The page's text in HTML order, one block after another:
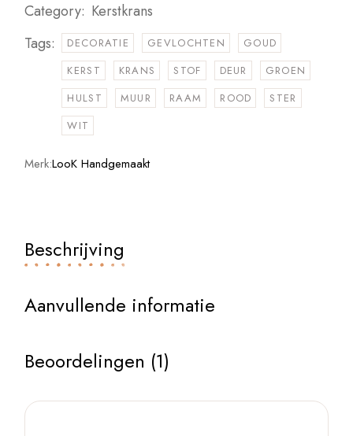
Category: Kerstkrans
Tags:
DECORATIE GEVLOCHTEN
GOUD
KERST
KRANS STOF DEUR
GROEN
HULST
MUUR RAAM ROOD
STER
WIT
Merk:LooK Handgemaakt
Beschrijving
Aanvullende informatie
Beoordelingen (1)